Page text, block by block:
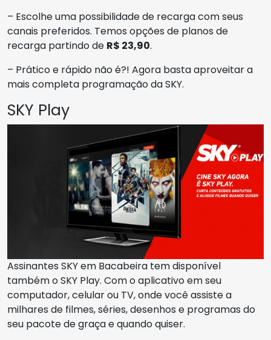
– Escolhe uma possibilidade de recarga com seus
canais preferidos. Temos opções de planos de
recarga partindo de R$ 23,90.
– Prático e rápido não é?! Agora basta aproveitar a
mais completa programação da SKY.
SKY Play
Assinantes SKY em Bacabeira tem disponível
também o SKY Play. Com o aplicativo em seu
computador, celular ou TV, onde você assiste a
milhares de filmes, séries, desenhos e programas do
seu pacote de graça e quando quiser.